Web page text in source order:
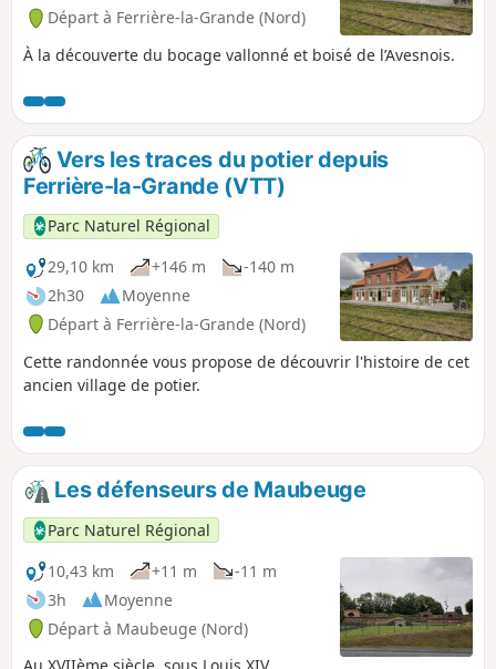
Départ à Ferrière-la-Grande (Nord)
À la découverte du bocage vallonné et boisé de l’Avesnois.
Vers les traces du potier depuis
Ferrière-la-Grande (VTT)
Parc Naturel Régional
29,10 km
+146 m
-140 m
2h30
Moyenne
Départ à Ferrière-la-Grande (Nord)
Cette randonnée vous propose de découvrir l'histoire de cet
ancien village de potier.
Les défenseurs de Maubeuge
Parc Naturel Régional
10,43 km
+11 m
-11 m
3h
Moyenne
Départ à Maubeuge (Nord)